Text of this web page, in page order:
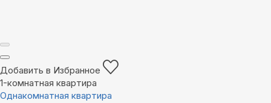
Добавить в Избранное
1-комнатная квартира
Однакомнатная квартира